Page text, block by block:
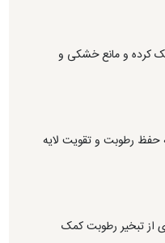
کرده و مانع خشکی و
حفظ رطوبت و تقویت لایه
از تبخیر رطوبت کمک